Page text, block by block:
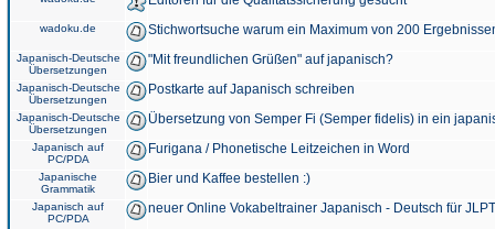
wadoku.de Stichwortsuche warum ein Maximum von 200
Japanisch-Deutsche
Übersetzungen
"Mit freundlichen Grüßen" auf japanisch?
Japanisch-Deutsche
Übersetzungen
Postkarte auf Japanisch schreiben
Japanisch-Deutsche
Übersetzungen
Übersetzung von Semper Fi (Semper fidelis) in ein
Japanisch auf
PC/PDA
Furigana / Phonetische Leitzeichen in Word
Japanische
Grammatik
Bier und Kaffee bestellen :)
Japanisch auf
PC/PDA
neuer Online Vokabeltrainer Japanisch - Deutsch für